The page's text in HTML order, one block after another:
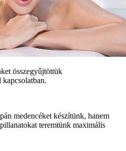
összegyűjtöttük
kapcsolatban.
medencéket készítünk, hanem
teremtünk maximális